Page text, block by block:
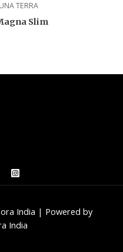
TERRA
Slim
India | Powered by
India